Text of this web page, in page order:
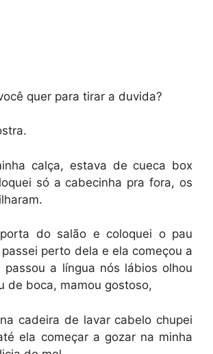
quer para tirar a duvida?
calça, estava de cueca box
só a cabecinha pra fora, os
do salão e coloquei o pau
perto dela e ela começou a
passou a lí­ngua nós lábios olhou
de boca, mamou gostoso,
cadeira de lavar cabelo chupei
ela começar a gozar na minha